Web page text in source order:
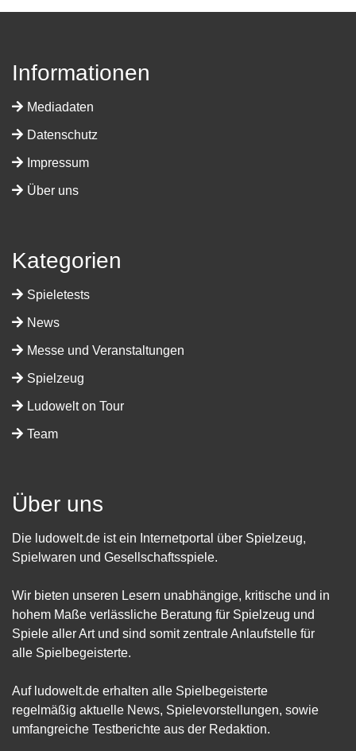
Informationen
Mediadaten
Datenschutz
Impressum
Über uns
Kategorien
Spieletests
News
Messe und Veranstaltungen
Spielzeug
Ludowelt on Tour
Team
Über uns
Die ludowelt.de ist ein Internetportal über Spielzeug,
Spielwaren und Gesellschaftsspiele.
Wir bieten unseren Lesern unabhängige, kritische und in
hohem Maße verlässliche Beratung für Spielzeug und
Spiele aller Art und sind somit zentrale Anlaufstelle für
alle Spielbegeisterte.
Auf ludowelt.de erhalten alle Spielbegeisterte
regelmäßig aktuelle News, Spielevorstellungen, sowie
umfangreiche Testberichte aus der Redaktion.